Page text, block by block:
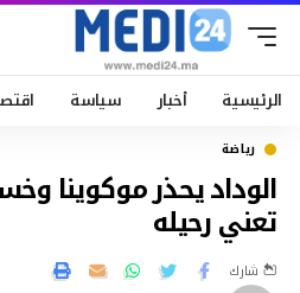
الرئيسية أخبار سياسة
رياضة
الوداد يحذر موكوينا
تعني رحيله
شارك